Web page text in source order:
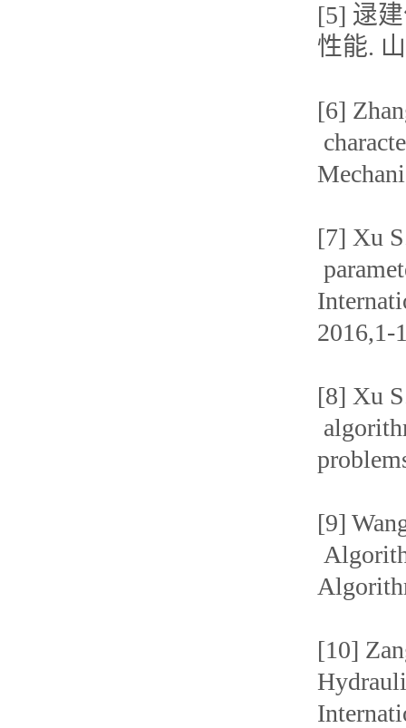
[5] 逯
性能.
[6]
[7] Xu
2016,1-
[8] Xu
[9]
[10]